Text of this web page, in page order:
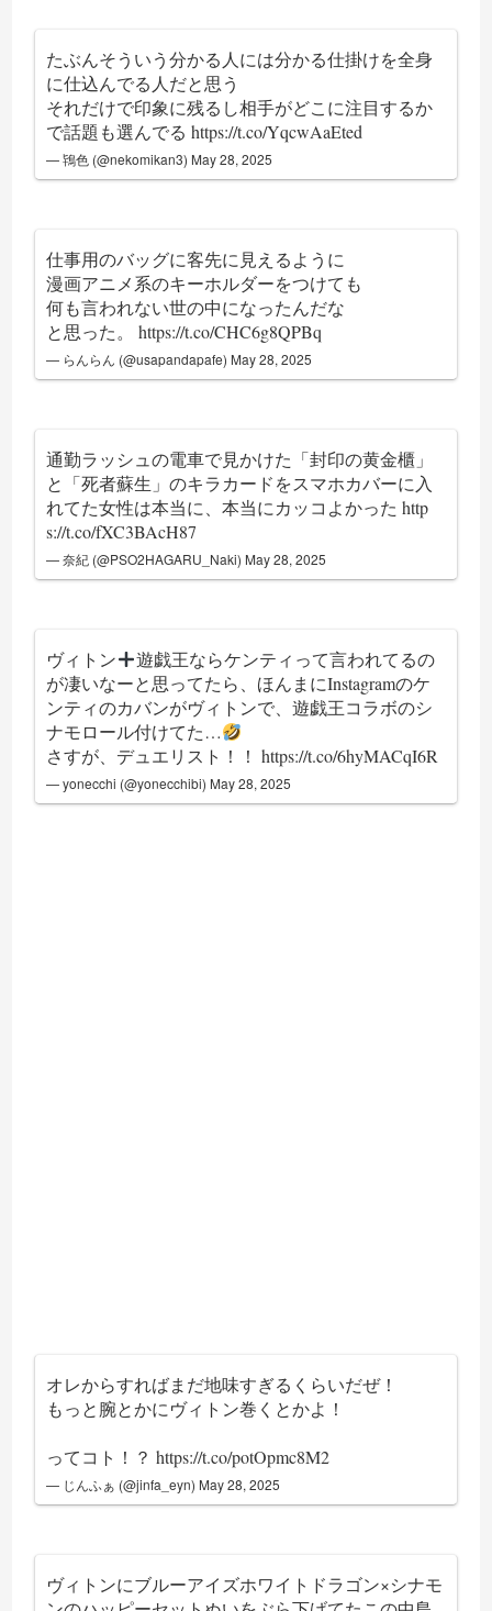
たぶんそういう分かる人には分かる仕掛けを全身
に仕込んでる人だと思う
それだけで印象に残るし相手がどこに注目するか
で話題も選んでるhttps://t.co/YqcwAaEted
— 鴇色 (@nekomikan3) May 28, 2025
仕事用のバッグに客先に見えるように
漫画アニメ系のキーホルダーをつけても
何も言われない世の中になったんだな
と思った。https://t.co/CHC6g8QPBq
— らんらん (@usapandapafe) May 28, 2025
通勤ラッシュの電車で見かけた「封印の黄金櫃」
と「死者蘇生」のキラカードをスマホカバーに入
れてた女性は本当に、本当にカッコよかったhttp
s://t.co/fXC3BAcH87
— 奈紀 (@PSO2HAGARU_Naki) May 28, 2025
ヴィトン
遊戯王ならケンティって言われてるの
が凄いなーと思ってたら、ほんまにInstagramのケ
ンティのカバンがヴィトンで、遊戯王コラボのシ
ナモロール付けてた…
さすが、デュエリスト！！https://t.co/6hyMACqI6R
— yonecchi (@yonecchibi) May 28, 2025
オレからすればまだ地味すぎるくらいだぜ！
もっと腕とかにヴィトン巻くとかよ！
ってコト！？https://t.co/potOpmc8M2
— じんふぁ (@jinfa_eyn) May 28, 2025
ヴィトンにブルーアイズホワイトドラゴン×シナモ